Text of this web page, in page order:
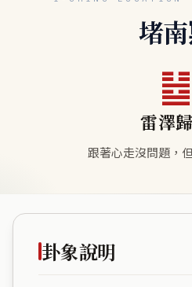
堵
䷵
雷澤
跟著心走沒問題，
卦象說明